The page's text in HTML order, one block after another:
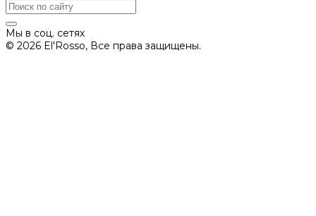
Мы в соц. сетях
© 2026 El'Rosso, Все права защищены.